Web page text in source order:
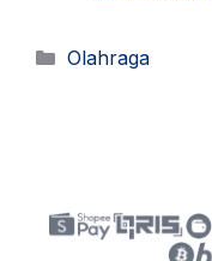
Kategori
Olahraga